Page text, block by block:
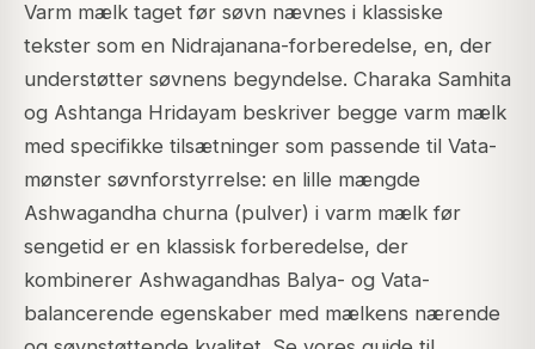
Varm mælk taget før søvn nævnes i klassiske
tekster som en Nidrajanana-forberedelse, en, der
understøtter søvnens begyndelse. Charaka Samhita
og Ashtanga Hridayam beskriver begge varm mælk
med specifikke tilsætninger som passende til Vata-
mønster søvnforstyrrelse: en lille mængde
Ashwagandha churna (pulver) i varm mælk før
sengetid er en klassisk forberedelse, der
kombinerer Ashwagandhas Balya- og Vata-
balancerende egenskaber med mælkens nærende